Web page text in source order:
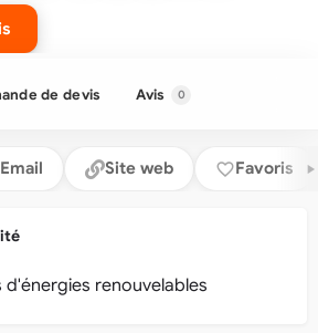
de devis Avis 0
Email Site web Favoris
d'énergies renouvelables